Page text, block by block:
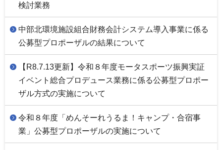
検討業務
中部北環境施設組合財務会計システム導入事業に係る
公募型プロポーザルの結果について
【R8.7.13更新】令和８年度モータスポーツ振興実証
イベント総合プロデュース業務に係る公募型プロポー
ザル方式の実施について
令和８年度「めんそーれうるま！キャンプ・合宿事
業」公募型プロポーザルの実施について